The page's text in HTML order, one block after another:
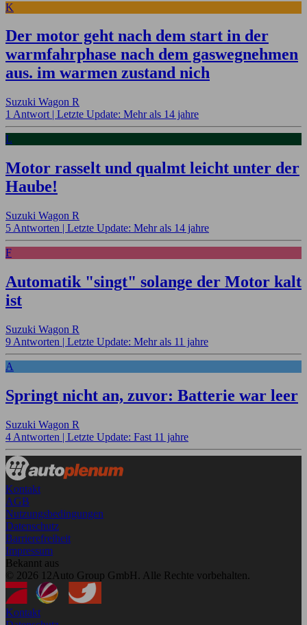
K
Der motor geht nach dem start in der
warmfahrphase nach dem gaswegnehmen
aus. im warmen zustand nich
Suzuki Wagon R
1 Antwort | Letzte Update: Mehr als 14 jahre
L
Motor rasselt und qualmt leicht unter der
Haube!
Suzuki Wagon R
5 Antworten | Letzte Update: Mehr als 14 jahre
F
Automatik "singt" solange der Motor kalt
ist
Suzuki Wagon R
9 Antworten | Letzte Update: Mehr als 11 jahre
A
Springt nicht an, zuvor: Batterie war leer
Suzuki Wagon R
4 Antworten | Letzte Update: Fast 11 jahre
Kontakt
AGB
Nutzungsbedingungen
Datenschutz
Barrierefreiheit
Impressum
Bekannt aus
© 2026 12Auto Group GmbH. Alle Rechte vorbehalten.
Kontakt